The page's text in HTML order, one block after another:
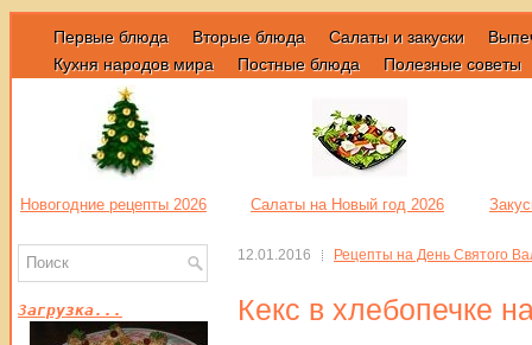
Первые блюда Вторые блюда Салаты и закуски
Кухня народов мира
Постные блюда Полезные советы
Новогодние рецепты 2026 Салаты на Новый год 2026
12.01.2016 Рецепты на День Святого
Кекс в хлебопечке
Загрузка...